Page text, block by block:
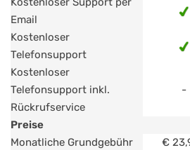
Email
Kostenloser
Telefonsupport
Kostenloser
Telefonsupport inkl.
Rückrufservice
-
Preise
Monatliche Grundgebühr
€